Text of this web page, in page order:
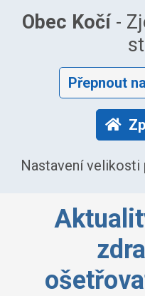
Obec Kočí-
Přepnout
Nastavení velikosti